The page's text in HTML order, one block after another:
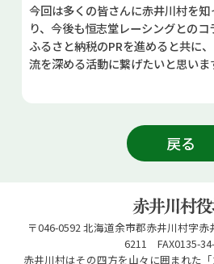
今回は多くの皆さんに赤井川村を
り、今後も恒志堂レーシングとの
ふるさと納税のPRを進めると共に
流を深める活動に繋げたいと思いま
戻る
〒046-0592 北海道余市郡赤井川村字
6211 FAX0135-
赤井川村はその四方を山々に囲まれた